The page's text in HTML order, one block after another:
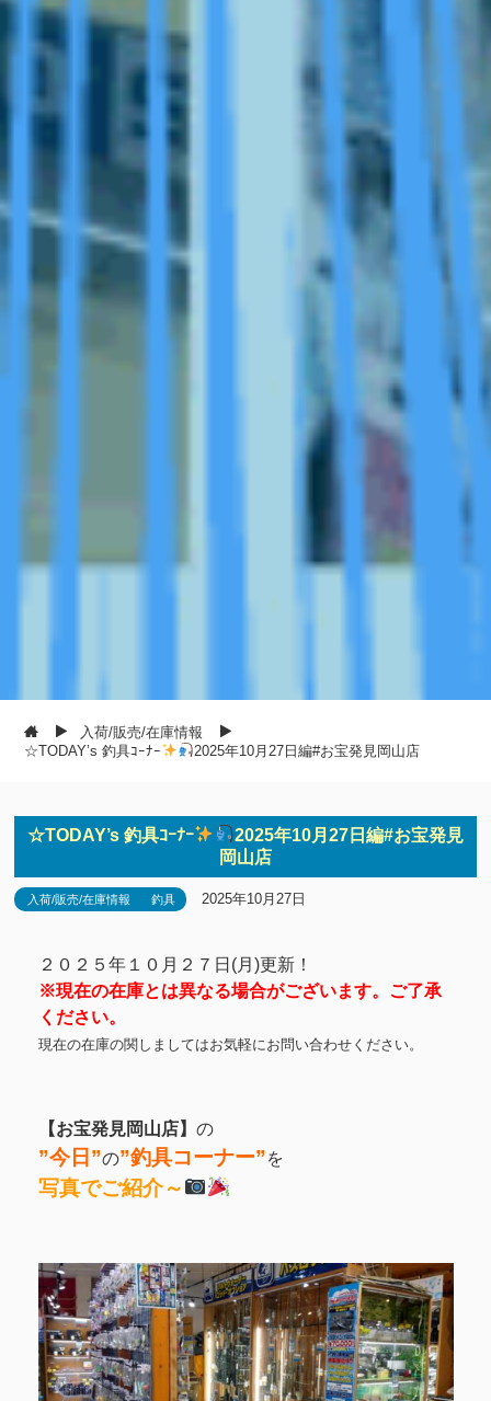
入荷/販売/在庫情報
☆TODAY’s 釣具ｺｰﾅｰ
2025年10月27日編#お宝発見岡山店
☆TODAY’s 釣具ｺｰﾅｰ
2025年10月27日編#お宝発見
岡山店
入荷/販売/在庫情報 釣具 2025年10月27日
２０２５年１０月２７日(月)更新！
※現在の在庫とは異なる場合がございます。ご了承
ください。
現在の在庫の関しましてはお気軽にお問い合わせください。
【お宝発見岡山店】 の
”今日”の”釣具コーナー”を
写真でご紹介～